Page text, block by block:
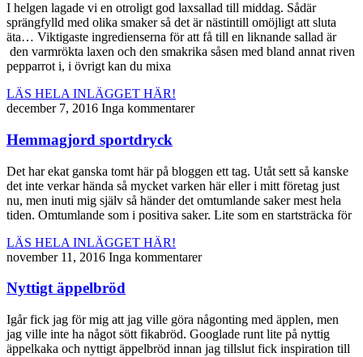
I helgen lagade vi en otroligt god laxsallad till middag. Sådär
sprängfylld med olika smaker så det är nästintill omöjligt att sluta
äta… Viktigaste ingredienserna för att få till en liknande sallad är
den varmrökta laxen och den smakrika såsen med bland annat riven
pepparrot i, i övrigt kan du mixa
LÄS HELA INLÄGGET HÄR!
december 7, 2016 Inga kommentarer
Hemmagjord sportdryck
Det har ekat ganska tomt här på bloggen ett tag. Utåt sett så kanske
det inte verkar hända så mycket varken här eller i mitt företag just
nu, men inuti mig själv så händer det omtumlande saker mest hela
tiden. Omtumlande som i positiva saker. Lite som en startsträcka för
LÄS HELA INLÄGGET HÄR!
november 11, 2016 Inga kommentarer
Nyttigt äppelbröd
Igår fick jag för mig att jag ville göra någonting med äpplen, men
jag ville inte ha något sött fikabröd. Googlade runt lite på nyttig
äppelkaka och nyttigt äppelbröd innan jag tillslut fick inspiration till